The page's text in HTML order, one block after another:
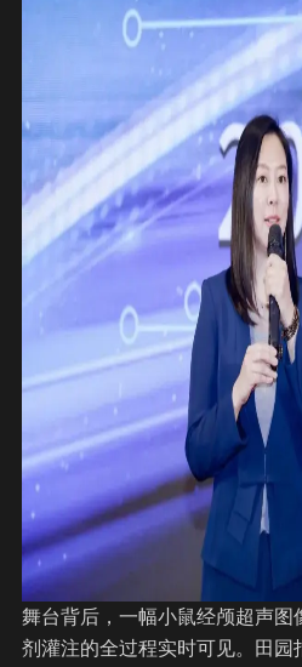
舞台背后，一幅小鼠经颅超声图
剂灌注的全过程实时可见。田园